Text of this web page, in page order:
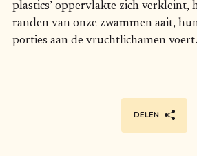
plastics’ oppervlakte zich verkleint,
randen van onze zwammen aait,
porties aan de vruchtlichamen voert.
DELEN